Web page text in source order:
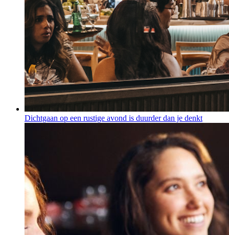
Dichtgaan op een rustige avond is duurder dan je denkt